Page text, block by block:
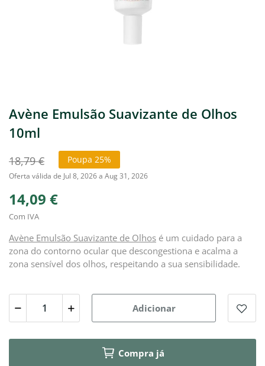
Avène Emulsão Suavizante de Olhos
10ml
18,79 € Poupa 25%
Oferta válida de Jul 8, 2026 a Aug 31, 2026
14,09 €
Com IVA
Avène Emulsão Suavizante de Olhos é um cuidado para a
zona do contorno ocular que descongestiona e acalma a
zona sensível dos olhos, respeitando a sua sensibilidade.
Adicionar
Compra já